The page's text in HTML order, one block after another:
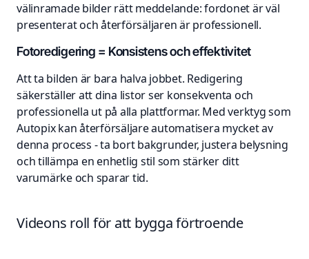
välinramade bilder rätt meddelande: fordonet är väl
presenterat och återförsäljaren är professionell.
Fotoredigering = Konsistens och effektivitet
Att ta bilden är bara halva jobbet. Redigering
säkerställer att dina listor ser konsekventa och
professionella ut på alla plattformar. Med verktyg som
Autopix kan återförsäljare automatisera mycket av
denna process - ta bort bakgrunder, justera belysning
och tillämpa en enhetlig stil som stärker ditt
varumärke och sparar tid.
Videons roll för att bygga förtroende